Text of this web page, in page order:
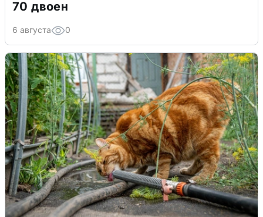
70 двоен
6 августа 0